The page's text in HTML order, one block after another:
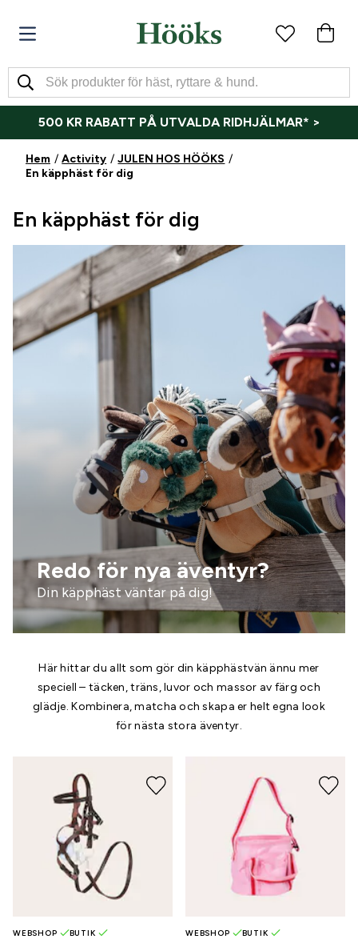
500 KR RABATT PÅ UTVALDA RIDHJÄLMAR* >
Hem Activity
JULEN HOS HÖÖKS
En käpphäst för dig
En käpphäst för dig
Redo för nya äventyr?
Din käpphäst väntar på dig!
Här hittar du allt som gör din käpphästvän ännu mer
speciell – täcken, träns, luvor och massor av färg och
glädje. Kombinera, matcha och skapa er helt egna look
för nästa stora äventyr.
WEBSHOP BUTIK WEBSHOP BUTIK